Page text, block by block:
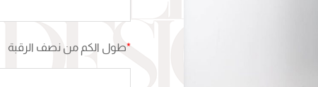
*طول الكم من نصف الرقبة